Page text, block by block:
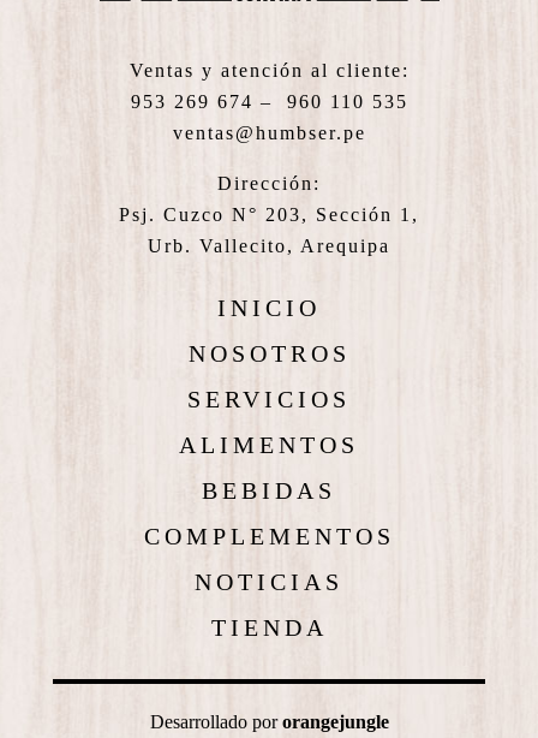
Ventas y atención al cliente:
953 269 674 – 960 110 535
ventas@humbser.pe
Dirección:
Psj. Cuzco N° 203, Sección 1,
Urb. Vallecito, Arequipa
INICIO
NOSOTROS
SERVICIOS
ALIMENTOS
BEBIDAS
COMPLEMENTOS
NOTICIAS
TIENDA
Desarrollado pororangejungle